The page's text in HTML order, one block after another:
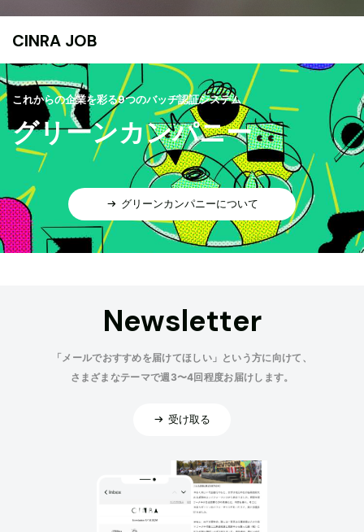
CINRA JOB
これからの企業を彩る9つのバッヂ認証システム
グリーンカンパニー
グリーンカンパニーについて
Newsletter
「メールでおすすめを届けてほしい」という方に向けて、
さまざまなテーマで週3〜4回程度お届けします。
受け取る